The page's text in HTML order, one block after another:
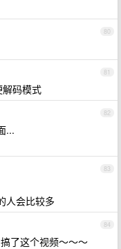
80
81
码模式
82
...
83
人会比较多
84
了这个视频～～～